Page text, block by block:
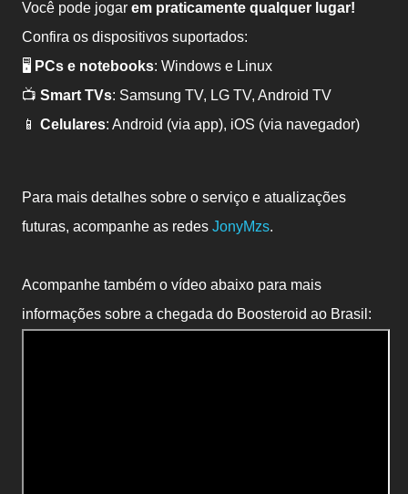
Você pode jogar em praticamente qualquer lugar!
Confira os dispositivos suportados:
🖥️ PCs e notebooks: Windows e Linux
📺 Smart TVs: Samsung TV, LG TV, Android TV
📱 Celulares: Android (via app), iOS (via navegador)
Para mais detalhes sobre o serviço e atualizações
futuras, acompanhe as redes JonyMzs.
Acompanhe também o vídeo abaixo para mais
informações sobre a chegada do Boosteroid ao Brasil: